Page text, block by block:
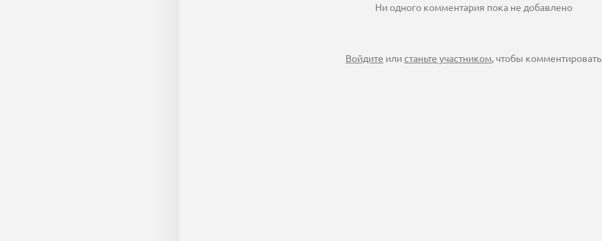
Ни одного комментария пока не добавлено
Войдите илистаньте участником, чтобы комментировать